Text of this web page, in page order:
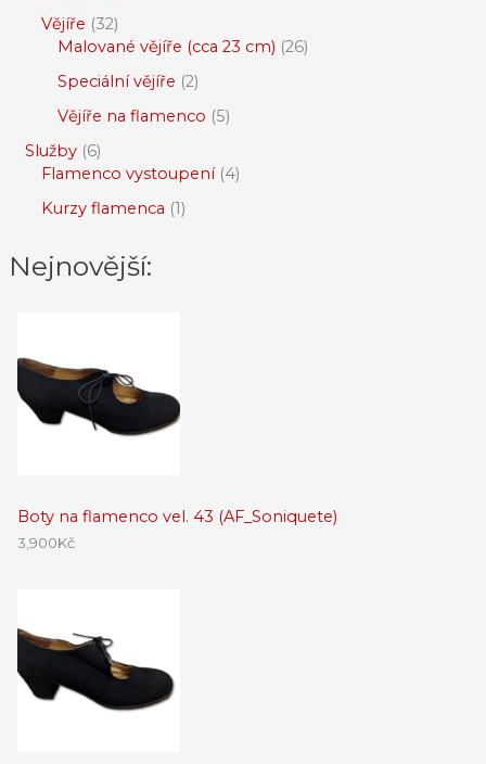
Vějíře 32
Malované vějíře (cca 23 cm) 26
Speciální vějíře 2
Vějíře na flamenco 5
Služby 6
Flamenco vystoupení 4
Kurzy flamenca 1
Nejnovější:
Boty na flamenco vel. 43 (AF_Soniquete)
3,900Kč